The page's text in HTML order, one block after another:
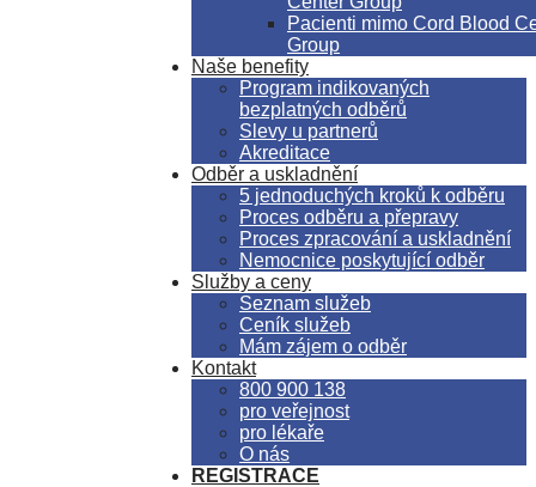
Pacienti mimo Cord Blood
Group
Naše benefity
Program indikovaných
bezplatných odběrů
Slevy u partnerů
Akreditace
Odběr a uskladnění
5 jednoduchých kroků k odběru
Proces odběru a přepravy
Proces zpracování a uskladnění
Nemocnice poskytující odběr
Služby a ceny
Seznam služeb
Ceník služeb
Mám zájem o odběr
Kontakt
800 900 138
pro veřejnost
pro lékaře
O nás
REGISTRACE